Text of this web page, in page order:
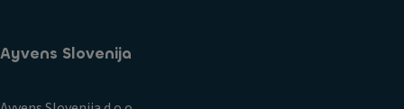
Ayvens Slovenija